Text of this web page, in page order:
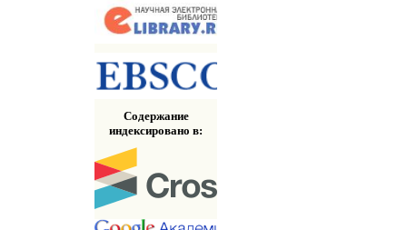
Содержание
индексировано в: